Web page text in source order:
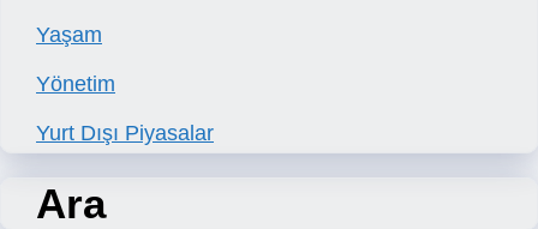
Yaşam
Yönetim
Yurt Dışı Piyasalar
Ara